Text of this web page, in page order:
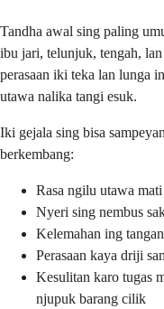
Tandha awal sing paling
ibu jari, telunjuk, tengah,
perasaan iki teka lan lunga
utawa nalika tangi esuk.
Iki gejala sing bisa
berkembang:
Rasa ngilu utawa
Nyeri sing nembus
Kelemahan ing
Perasaan kaya driji
Kesulitan karo tugas
njupuk barang cilik